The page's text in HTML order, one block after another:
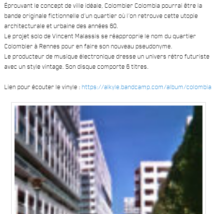
Éprouvant le concept de ville idéale, Colombier Colombia pourrai être la
bande originale fictionnelle d’un quartier où l’on retrouve cette utopie
architecturale et urbaine des années 60.
Le projet solo de Vincent Malassis se réapproprie le nom du quartier
Colombier à Rennes pour en faire son nouveau pseudonyme.
Le producteur de musique électronique dresse un univers rétro futuriste
avec un style vintage. Son disque comporte 6 titres.
Lien pour écouter le vinyle : https://alkyle.bandcamp.com/album/colombia